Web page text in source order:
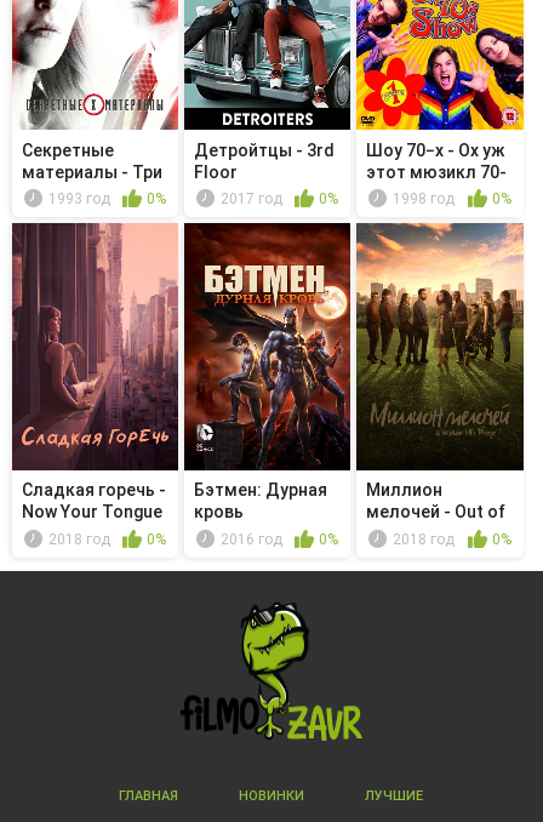
Секретные
материалы - Три
слова1993 год 0%
Детройтцы - 3rd
Floor
2017 год 0%
Шоу 70−х - Ох уж
этот мюзикл 70-
х
1998 год 0%
Сладкая горечь -
Now Your Tongue
Is C...2018 год 0%
Бэтмен: Дурная
кровь
2016 год 0%
Миллион
мелочей - Out of
Hiding2018 год 0%
ГЛАВНАЯ НОВИНКИ ЛУЧШИЕ